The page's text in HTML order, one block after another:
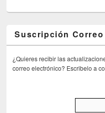
Suscripción
¿Quieres recibir las
correo electrónico? Escribelo a